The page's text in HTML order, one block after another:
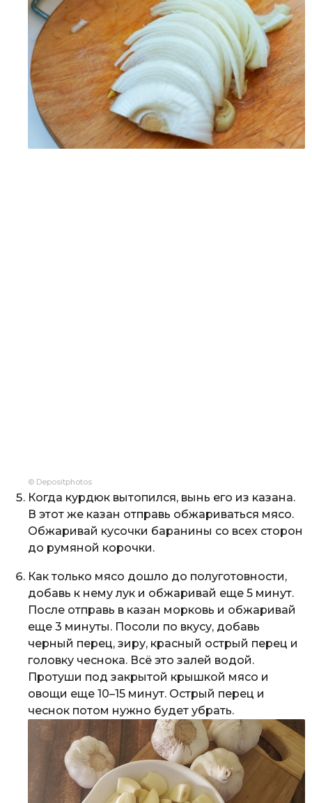
© Depositphotos
Когда курдюк вытопился, вынь его из казана.
В этот же казан отправь обжариваться мясо.
Обжаривай кусочки баранины со всех сторон
до румяной корочки.
Как только мясо дошло до полуготовности,
добавь к нему лук и обжаривай еще 5 минут.
После отправь в казан морковь и обжаривай
еще 3 минуты. Посоли по вкусу, добавь
черный перец, зиру, красный острый перец и
головку чеснока. Всё это залей водой.
Протуши под закрытой крышкой мясо и
овощи еще 10–15 минут. Острый перец и
чеснок потом нужно будет убрать.